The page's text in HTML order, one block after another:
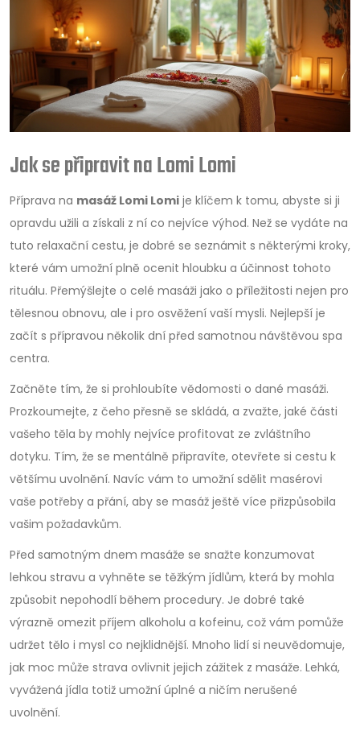
Jak se připravit na Lomi Lomi
Příprava na masáž Lomi Lomi je klíčem k tomu, abyste si ji
opravdu užili a získali z ní co nejvíce výhod. Než se vydáte na
tuto relaxační cestu, je dobré se seznámit s některými kroky,
které vám umožní plně ocenit hloubku a účinnost tohoto
rituálu. Přemýšlejte o celé masáži jako o příležitosti nejen pro
tělesnou obnovu, ale i pro osvěžení vaší mysli. Nejlepší je
začít s přípravou několik dní před samotnou návštěvou spa
centra.
Začněte tím, že si prohloubíte vědomosti o dané masáži.
Prozkoumejte, z čeho přesně se skládá, a zvažte, jaké části
vašeho těla by mohly nejvíce profitovat ze zvláštního
dotyku. Tím, že se mentálně připravíte, otevřete si cestu k
většímu uvolnění. Navíc vám to umožní sdělit masérovi
vaše potřeby a přání, aby se masáž ještě více přizpůsobila
vašim požadavkům.
Před samotným dnem masáže se snažte konzumovat
lehkou stravu a vyhněte se těžkým jídlům, která by mohla
způsobit nepohodlí během procedury. Je dobré také
výrazně omezit příjem alkoholu a kofeinu, což vám pomůže
udržet tělo i mysl co nejklidnější. Mnoho lidí si neuvědomuje,
jak moc může strava ovlivnit jejich zážitek z masáže. Lehká,
vyvážená jídla totiž umožní úplné a ničím nerušené
uvolnění.